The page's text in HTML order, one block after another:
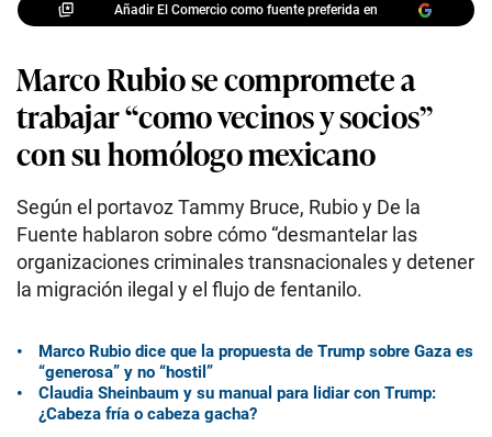
Añadir El Comercio como fuente preferida en
Marco Rubio se compromete a
trabajar “como vecinos y socios”
con su homólogo mexicano
Según el portavoz Tammy Bruce, Rubio y De la
Fuente hablaron sobre cómo “desmantelar las
organizaciones criminales transnacionales y detener
la migración ilegal y el flujo de fentanilo.
Marco Rubio dice que la propuesta de Trump sobre Gaza es
“generosa” y no “hostil”
Claudia Sheinbaum y su manual para lidiar con Trump:
¿Cabeza fría o cabeza gacha?